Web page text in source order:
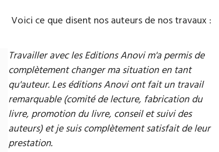
Voici ce que disent nos auteurs de nos travaux :
Travailler avec les Editions Anovi m'a permis de
complètement changer ma situation en tant
qu'auteur. Les éditions Anovi ont fait un travail
remarquable (comité de lecture, fabrication du
livre, promotion du livre, conseil et suivi des
auteurs) et je suis complètement satisfait de leur
prestation.